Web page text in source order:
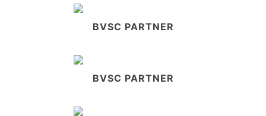
BVSC PARTNER
BVSC PARTNER